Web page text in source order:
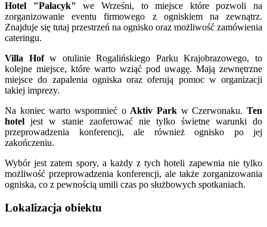
Hotel "Pałacyk" we Wrześni, to miejsce które pozwoli na
zorganizowanie eventu firmowego z ogniskiem na zewnątrz.
Znajduje się tutaj przestrzeń na ognisko oraz możliwość zamówienia
cateringu.
Villa Hofw otulinie Rogalińskiego Parku Krajobrazowego, to
kolejne miejsce, które warto wziąć pod uwagę. Mają zewnętrzne
miejsce do zapalenia ogniska oraz oferują pomoc w organizacji
takiej imprezy.
Na koniec warto wspomnieć o Aktiv Park w Czerwonaku.Ten
hotel jest w stanie zaoferować nie tylko świetne warunki do
przeprowadzenia konferencji, ale również ognisko po jej
zakończeniu.
Wybór jest zatem spory, a każdy z tych hoteli zapewnia nie tylko
możliwość przeprowadzenia konferencji, ale także zorganizowania
ogniska, co z pewnością umili czas po służbowych spotkaniach.
Lokalizacja obiektu